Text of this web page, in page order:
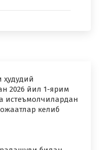
ҳудудий
2026 йил 1-ярим
истеъмолчилардан
келиб